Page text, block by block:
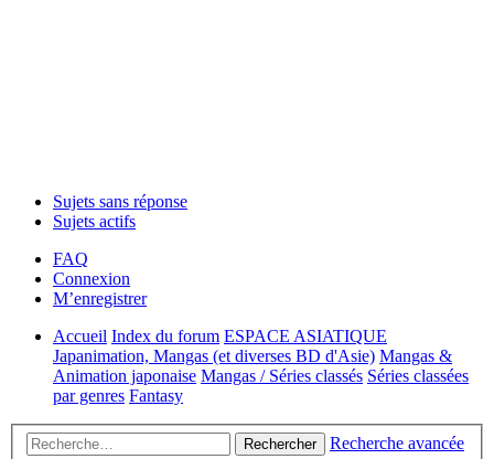
Sujets sans réponse
Sujets actifs
FAQ
Connexion
M’enregistrer
Accueil Index du forum ESPACE ASIATIQUE
Japanimation, Mangas (et diverses BD d'Asie) Mangas &
Animation japonaise Mangas / Séries classés Séries classées
par genres Fantasy
Rechercher Recherche avancée